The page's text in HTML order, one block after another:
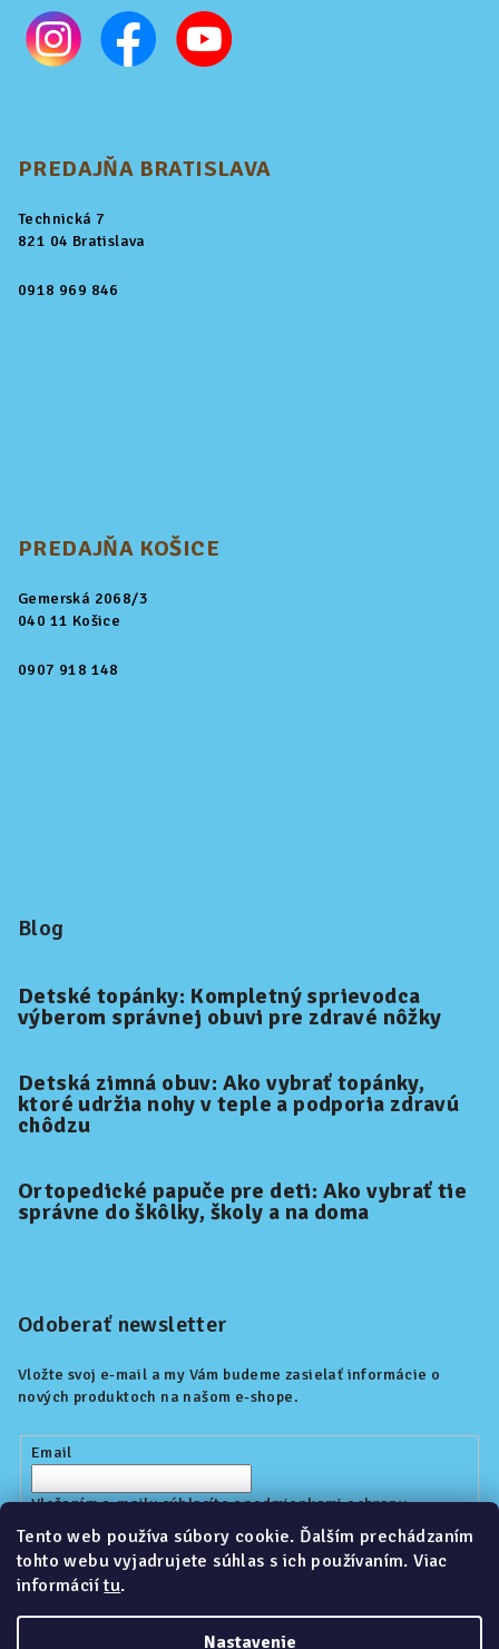
Tento web používa súbory cookie. Ďalším prechádzaním
tohto webu vyjadrujete súhlas s ich používaním. Viac
informáciítu.
Nastavenie
PREDAJŇA BRATISLAVA
Technická 7
821 04 Bratislava
0918 969 846
PREDAJŇA KOŠICE
Gemerská 2068/3
040 11 Košice
0907 918 148
Blog
Detské topánky: Kompletný sprievodca
výberom správnej obuvi pre zdravé nôžky
Detská zimná obuv: Ako vybrať topánky,
ktoré udržia nohy v teple a podporia zdravú
chôdzu
Ortopedické papuče pre deti: Ako vybrať tie
správne do škôlky, školy a na doma
Odoberať newsletter
Vložte svoj e-mail a my Vám budeme zasielať informácie o
nových produktoch na našom e-shope.
Email
Vložením e-mailu súhlasíte spodmienkami ochrany
osobných údajov
Prihlásiť sa